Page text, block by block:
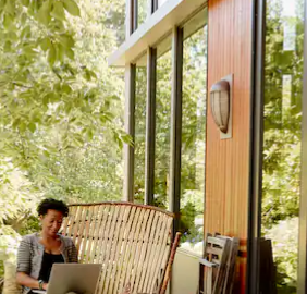
bas pour les parcourir ou en appuyant